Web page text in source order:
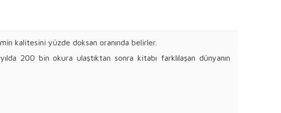
kalitesini yüzde doksan oranında belirler.
200 bin okura ulaştıktan sonra kitabı farklılaşan dünyanın